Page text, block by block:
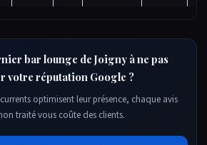
bar lounge de Joigny à ne pas
votre réputation Google ?
optimisent leur présence, chaque avis
traité vous coûte des clients.